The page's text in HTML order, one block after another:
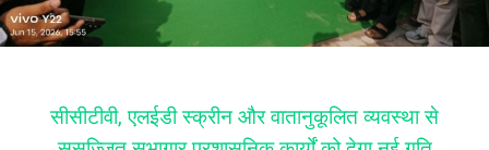
सीसीटीवी, एलईडी स्क्रीन और वातानुकूलित व्यवस्था से